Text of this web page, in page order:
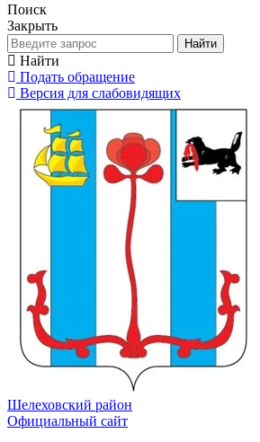
Поиск
Закрыть
Найти
Найти
Подать обращение
Версия для слабовидящих
Шелеховский район
Официальный сайт